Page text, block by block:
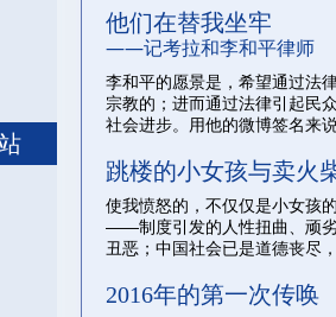
他们在替我坐牢
——记考拉和李和平律师
李和平的愿景是，希望通过法
宗教的；进而通过法律引起民
社会进步。用他的微博签名来
跳楼的小女孩与卖火
使我愤怒的，不仅仅是小女孩
——制度引发的人性扭曲、顽
丑恶；中国社会已是道德丧尽
2016年的第一次传唤